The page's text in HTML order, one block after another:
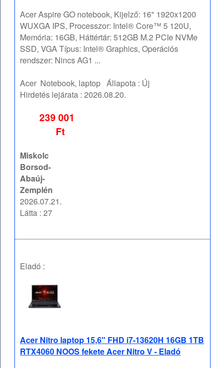
Acer Aspire GO notebook, Kijelző: 16" 1920x1200
WUXGA IPS, Processzor: Intel® Core™ 5 120U,
Memória: 16GB, Háttértár: 512GB M.2 PCIe NVMe
SSD, VGA Típus: Intel® Graphics, Operációs
rendszer: Nincs AG1 ...
Acer Notebook, laptop Állapota : Új
Hirdetés lejárata :2026.08.20.
239 001
Ft
Miskolc
Borsod-
Abaúj-
Zemplén
2026.07.21.
Látta : 27
Eladó :
Acer Nitro laptop 15,6" FHD i7-13620H 16GB 1TB
RTX4060 NOOS fekete Acer Nitro V - Eladó